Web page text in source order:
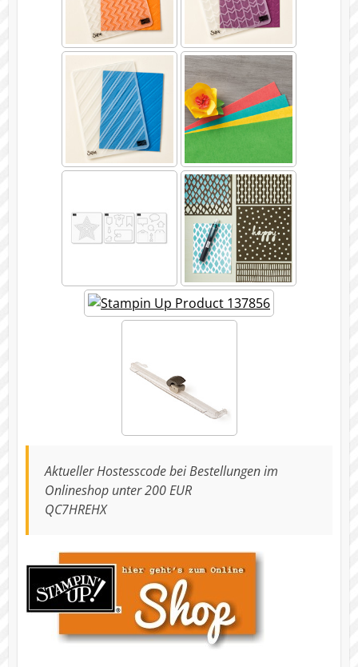
Aktueller Hostesscode bei Bestellungen im
Onlineshop unter 200 EUR
QC7HREHX